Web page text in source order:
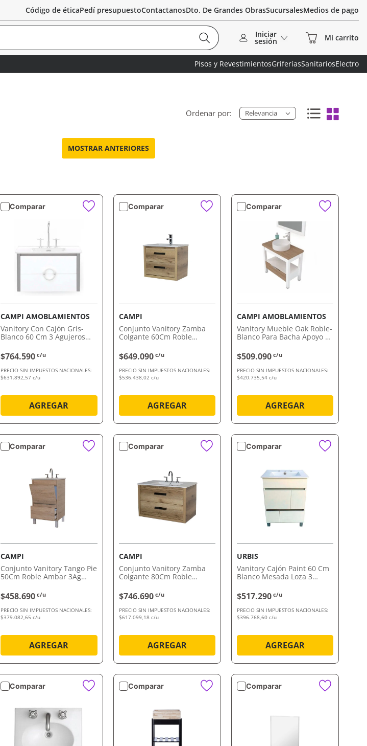
Código de éticaPedí presupuestoContactanosDto. De Grandes ObrasSucursalesMedios de pago
Iniciar
sesión
Pisos y RevestimientosGriferíasSanitariosElectro
Relevancia
MOSTRAR ANTERIORES
Comparar
CAMPI AMOBLAMIENTOS
Vanitory Con Cajón Gris-
Blanco 60 Cm 3 Agujeros
$764.590 c/u
PRECIO SIN IMPUESTOS NACIONALES:
$631.892,57 c/u
AGREGAR
Comparar
CAMPI
Conjunto Vanitory Zamba
Colgante 60Cm Roble
$649.090 c/u
PRECIO SIN IMPUESTOS NACIONALES:
$536.438,02 c/u
AGREGAR
Comparar
VISTA RÁPIDA
CAMPI AMOBLAMIENTOS
Vanitory Mueble Oak Roble-
Blanco Para Bacha Apoyo 60
$509.090 c/u
PRECIO SIN IMPUESTOS NACIONALES:
$420.735,54 c/u
AGREGAR
Comparar
VISTA RÁPIDA
CAMPI
Conjunto Vanitory Tango Pie
50Cm Roble Ambar 3Ag
$458.690 c/u
PRECIO SIN IMPUESTOS NACIONALES:
$379.082,65 c/u
AGREGAR
Comparar
VISTA RÁPIDA
CAMPI
Conjunto Vanitory Zamba
Colgante 80Cm Roble
$746.690 c/u
PRECIO SIN IMPUESTOS NACIONALES:
$617.099,18 c/u
AGREGAR
Comparar
VISTA RÁPIDA
URBIS
Vanitory Cajón Paint 60 Cm
Blanco Mesada Loza 3
$517.290 c/u
PRECIO SIN IMPUESTOS NACIONALES:
$396.768,60 c/u
AGREGAR
Comparar Comparar Comparar